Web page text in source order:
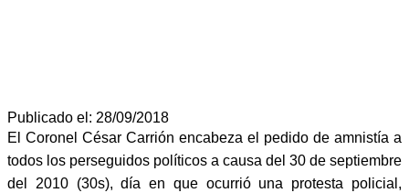
Publicado el: 28/09/2018
El Coronel César Carrión encabeza el pedido de amnistía a
todos los perseguidos políticos a causa del 30 de septiembre
del 2010 (30s), día en que ocurrió una protesta policial,